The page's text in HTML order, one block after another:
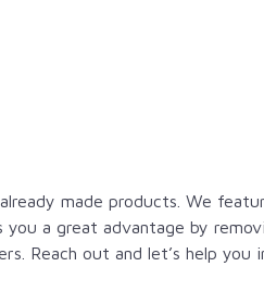
made products. We
a great advantage by
Reach out and let’s help you